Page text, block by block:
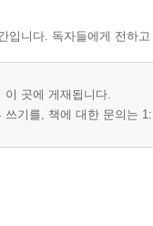
입니다. 독자들에게 전하
이 곳에 게재됩니다.
쓰기를, 책에 대한 문의는